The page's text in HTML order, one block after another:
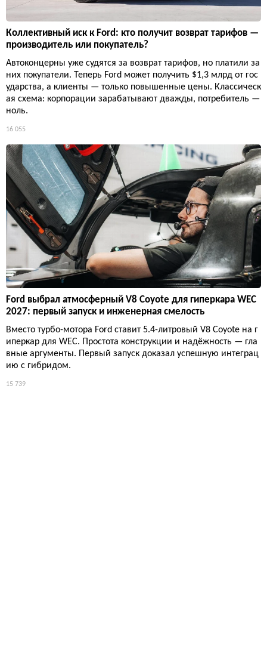
Коллективный иск к Ford: кто получит возврат тарифов —
производитель или покупатель?
Автоконцерны уже судятся за возврат тарифов, но платили за
них покупатели. Теперь Ford может получить $1,3 млрд от гос
ударства, а клиенты — только повышенные цены. Классическ
ая схема: корпорации зарабатывают дважды, потребитель —
ноль.
16 055
Ford выбрал атмосферный V8 Coyote для гиперкара WEC
2027: первый запуск и инженерная смелость
Вместо турбо-мотора Ford ставит 5.4-литровый V8 Coyote на г
иперкар для WEC. Простота конструкции и надёжность — гла
вные аргументы. Первый запуск доказал успешную интеграц
ию с гибридом.
15 739